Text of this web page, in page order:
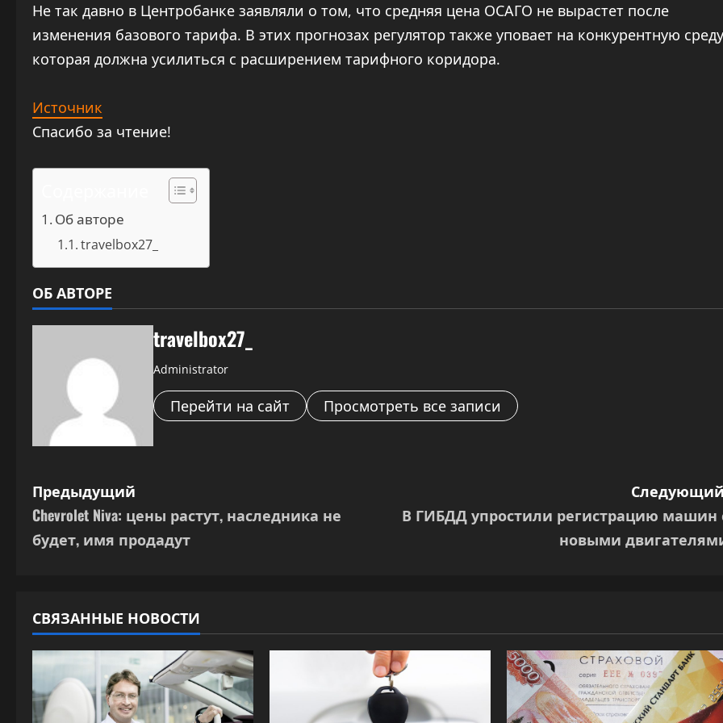
Не так давно в Центробанке заявляли о том, что средняя цена ОСАГО не вырастет после
изменения базового тарифа. В этих прогнозах регулятор также уповает на конкурентную
которая должна усилиться с расширением тарифного коридора.
Источник
Спасибо за чтение!
Об авторе
travelbox27_
ОБ АВТОРЕ
travelbox27_
Administrator
Перейти на сайт Просмотреть все записи
Н
а
г
а
ц
Предыдущий
Chevrolet Niva: цены растут, наследника не
будет, имя продадут
В ГИБДД упростили регистрацию машин
новыми
СВЯЗАННЫЕ НОВОСТИ